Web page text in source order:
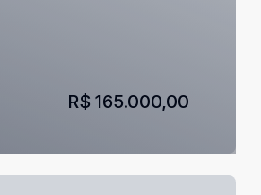
R$ 165.000,00